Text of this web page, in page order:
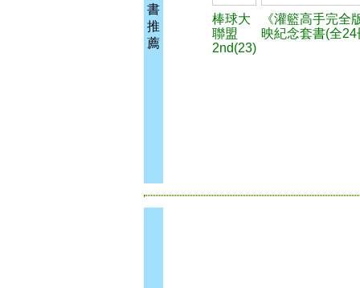
書
推
薦
棒球大
聯盟
2nd(23)
《灌籃高手完全
映紀念套書(全24